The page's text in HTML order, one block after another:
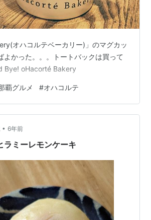
オハコルテベーカリー)」のマグカッ
よかった。。。トートバックは買って
Bye! oHacorté Bakery
覇グルメ #オハコルテ
• 6年前
ラミーレモンケーキ